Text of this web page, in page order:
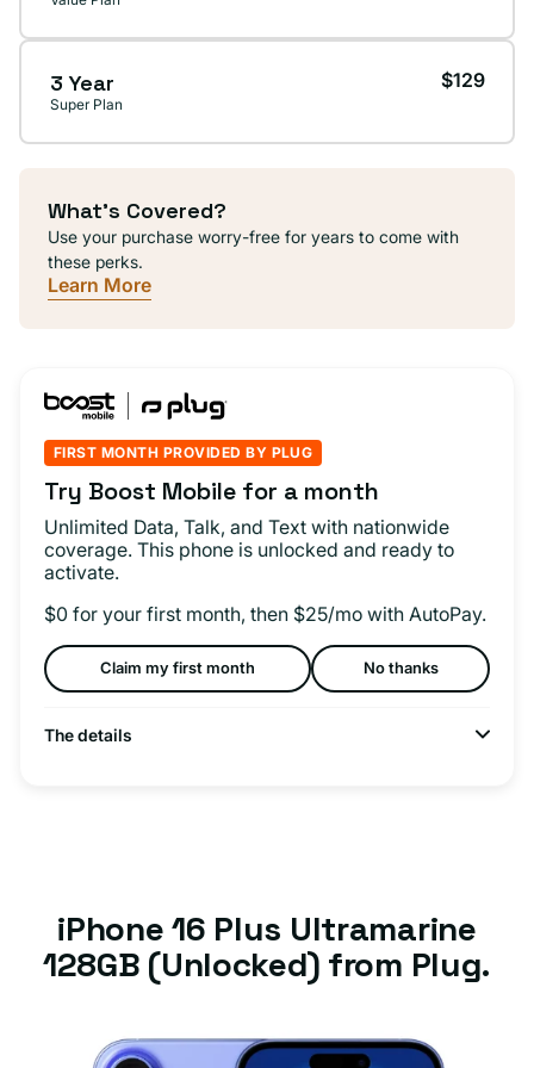
3 Year
Super Plan
$129
What's Covered?
Use your purchase worry-free for years to come with
these perks.
Learn More
FIRST MONTH PROVIDED BY PLUG
Try Boost Mobile for a month
Unlimited Data, Talk, and Text with nationwide
coverage. This phone is unlocked and ready to
activate.
$0 for your first month, then $25/mo with AutoPay.
Claim my first month No thanks
The details
iPhone 16 Plus Ultramarine
128GB (Unlocked) from Plug.